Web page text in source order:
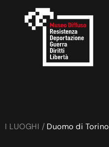
I LUOGHI / Duomo di Torino